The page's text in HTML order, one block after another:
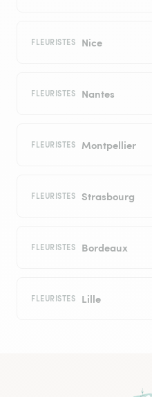
FLEURISTES Nice
FLEURISTES Nantes
FLEURISTES Montpellier
FLEURISTES Strasbourg
FLEURISTES Bordeaux
FLEURISTES Lille